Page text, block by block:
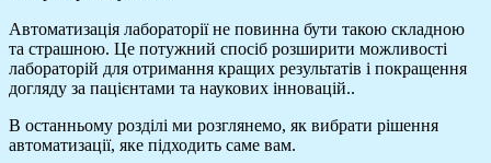
Автоматизація лабораторії не повинна бути такою складною
та страшною. Це потужний спосіб розширити можливості
лабораторій для отримання кращих результатів і покращення
догляду за пацієнтами та наукових інновацій..
В останньому розділі ми розглянемо, як вибрати рішення
автоматизації, яке підходить саме вам.